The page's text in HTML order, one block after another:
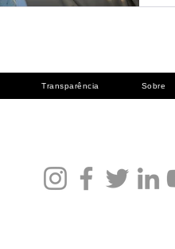
Transparência Sobre